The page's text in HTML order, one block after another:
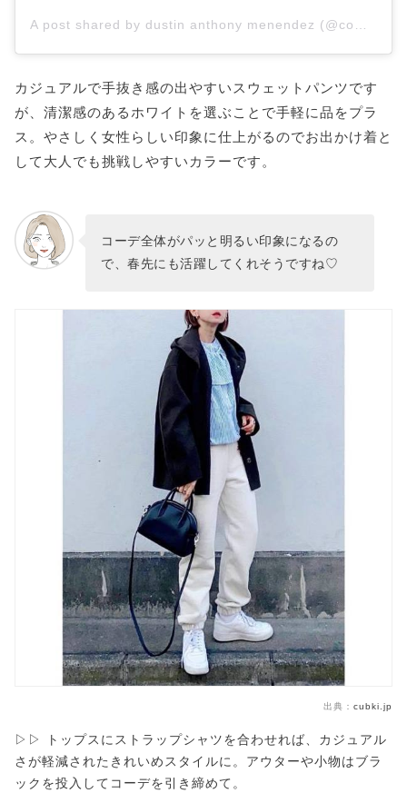
カジュアルで手抜き感の出やすいスウェットパンツです
が、清潔感のあるホワイトを選ぶことで手軽に品をプラ
ス。やさしく女性らしい印象に仕上がるのでお出かけ着と
して大人でも挑戦しやすいカラーです。
コーデ全体がパッと明るい印象になるの
で、春先にも活躍してくれそうですね♡
出典： cubki.jp
▷▷ トップスにストラップシャツを合わせれば、カジュアル
さが軽減されたきれいめスタイルに。アウターや小物はブラ
ックを投入してコーデを引き締めて。